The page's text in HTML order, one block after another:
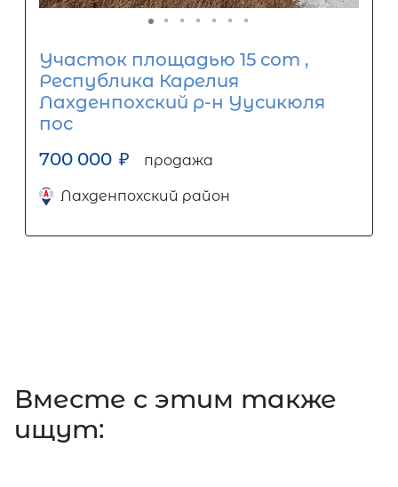
Участок площадью 15 сот ,
Республика Карелия
Лахденпохский р-н Уусикюля
пос
700 000 ₽ продажа
Лахденпохский район
Вместе c этим также
ищут: